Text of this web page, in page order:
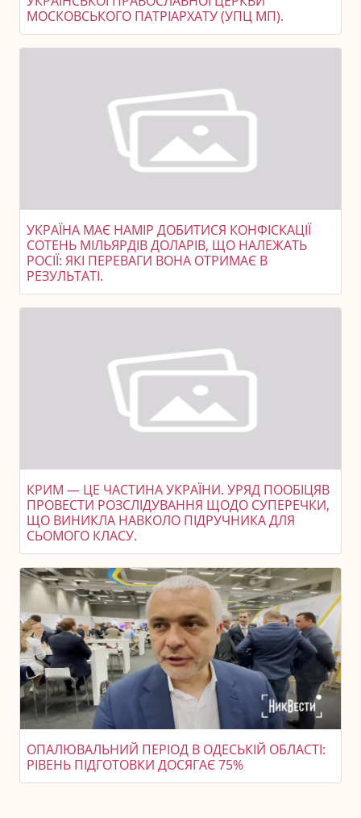
МОСКОВСЬКОГО ПАТРІАРХАТУ (УПЦ МП).
УКРАЇНА МАЄ НАМІР ДОБИТИСЯ КОНФІСКАЦІЇ
СОТЕНЬ МІЛЬЯРДІВ ДОЛАРІВ, ЩО НАЛЕЖАТЬ
РОСІЇ: ЯКІ ПЕРЕВАГИ ВОНА ОТРИМАЄ В
РЕЗУЛЬТАТІ.
КРИМ — ЦЕ ЧАСТИНА УКРАЇНИ. УРЯД ПООБІЦЯВ
ПРОВЕСТИ РОЗСЛІДУВАННЯ ЩОДО СУПЕРЕЧКИ,
ЩО ВИНИКЛА НАВКОЛО ПІДРУЧНИКА ДЛЯ
СЬОМОГО КЛАСУ.
ОПАЛЮВАЛЬНИЙ ПЕРІОД В ОДЕСЬКІЙ ОБЛАСТІ:
РІВЕНЬ ПІДГОТОВКИ ДОСЯГАЄ 75%